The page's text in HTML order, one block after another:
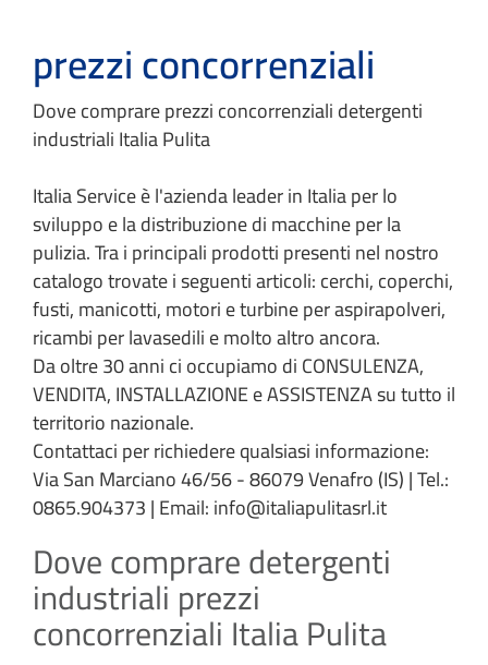
prezzi concorrenziali
Dove comprare prezzi concorrenziali detergenti
industriali Italia Pulita
Italia Service è l'azienda leader in Italia per lo
sviluppo e la distribuzione di macchine per la
pulizia. Tra i principali prodotti presenti nel nostro
catalogo trovate i seguenti articoli: cerchi, coperchi,
fusti, manicotti, motori e turbine per aspirapolveri,
ricambi per lavasedili e molto altro ancora.
Da oltre 30 anni ci occupiamo di CONSULENZA,
VENDITA, INSTALLAZIONE e ASSISTENZA su tutto il
territorio nazionale.
Contattaci per richiedere qualsiasi informazione:
Via San Marciano 46/56 - 86079 Venafro (IS) | Tel.:
0865.904373 | Email: info@italiapulitasrl.it
Dove comprare detergenti
industriali prezzi
concorrenziali Italia Pulita